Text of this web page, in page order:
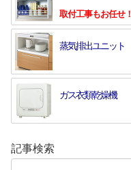
取付工事もお任せ！
蒸気排出ユニット
ガス衣類乾燥機
記事検索